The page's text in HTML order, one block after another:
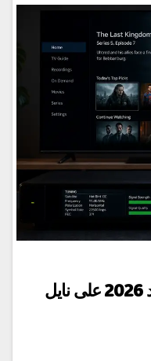
تردد قناة الجوكر دراما الجديد 2026 على نايل